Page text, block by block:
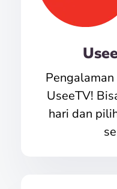
UseeTV!
hari dan